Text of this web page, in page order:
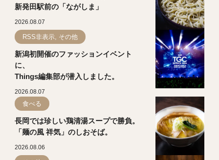
新発田駅前の「ながしま」
2026.08.07
RSS非表示, その他
新潟初開催のファッションイベント
に、
Things編集部が潜入しました。
2026.08.07
食べる
長岡では珍しい鶏清湯スープで勝負。
「麺の風 祥気」のしおそば。
2026.08.06